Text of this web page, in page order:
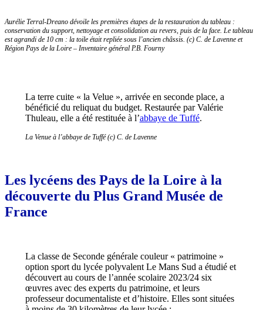
Aurélie Terral-Dreano dévoile les premières étapes de la restauration du tableau :
conservation du support, nettoyage et consolidation au revers, puis de la face. Le tableau
est agrandi de 10 cm : la toile était repliée sous l’ancien châssis. (c) C. de Lavenne et
Région Pays de la Loire – Inventaire général P.B. Fourny
La terre cuite « la Velue », arrivée en seconde place, a
bénéficié du reliquat du budget. Restaurée par Valérie
Thuleau, elle a été restituée à l’abbaye de Tuffé.
La Venue à l’abbaye de Tuffé (c) C. de Lavenne
Les lycéens des Pays de la Loire à la
découverte du Plus Grand Musée de
France
La classe de Seconde générale couleur « patrimoine »
option sport du lycée polyvalent Le Mans Sud a étudié et
découvert au cours de l’année scolaire 2023/24 six
œuvres avec des experts du patrimoine, et leurs
professeur documentaliste et d’histoire. Elles sont situées